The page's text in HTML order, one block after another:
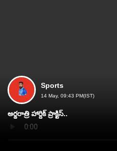
Sports
14 May, 09:43 PM(IST)
అర్థరాత్రి హార్దిక్‌ ప్రాక్టిస్‌..